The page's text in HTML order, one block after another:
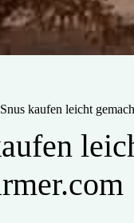
Snus kaufen leicht